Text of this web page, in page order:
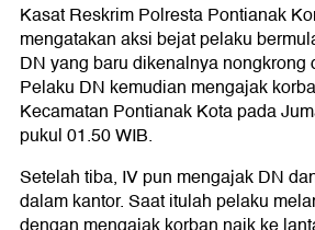
Kasat Reskrim Polresta Pontianak
mengatakan aksi bejat pelaku
DN yang baru dikenalnya nongkrong
Pelaku DN kemudian mengajak
Kecamatan Pontianak Kota pada
pukul 01.50 WIB.
Setelah tiba, IV pun mengajak DN
dalam kantor. Saat itulah pelaku